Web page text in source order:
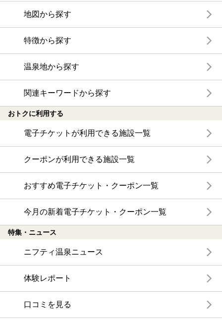
地図から探す
特徴から探す
温泉地から探す
関連キーワードから探す
おトクに利用する
電子チケットが利用できる施設一覧
クーポンが利用できる施設一覧
おすすめ電子チケット・クーポン一覧
今月の新着電子チケット・クーポン一覧
特集・ニュース
ニフティ温泉ニュース
体験レポート
口コミを見る